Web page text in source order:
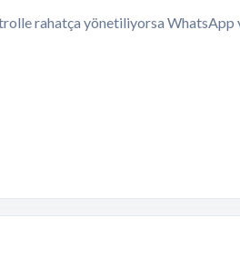
rahatça yönetiliyorsa WhatsApp